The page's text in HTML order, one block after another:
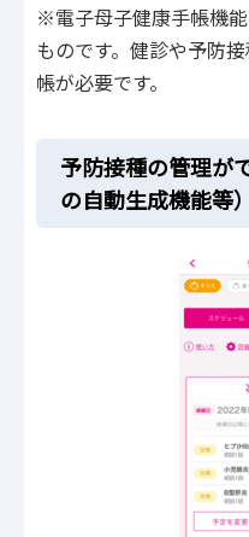
※電子母子健康手帳機
ものです。健診や予防
帳が必要です。
予防接種の管理が
の自動生成機能等）